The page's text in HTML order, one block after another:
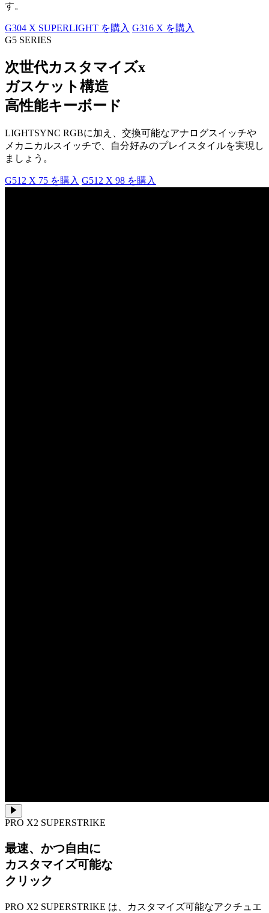
す。
G304 X SUPERLIGHT を購入 G316 X を購入
G5 SERIES
次世代カスタマイズx
ガスケット構造
高性能キーボード
LIGHTSYNC RGBに加え、交換可能なアナログスイッチや
メカニカルスイッチで、自分好みのプレイスタイルを実現し
ましょう。
G512 X 75 を購入 G512 X 98 を購入
PRO X2 SUPERSTRIKE
最速、かつ自由に
カスタマイズ可能な
クリック
PRO X2 SUPERSTRIKE は、カスタマイズ可能なアクチュエ